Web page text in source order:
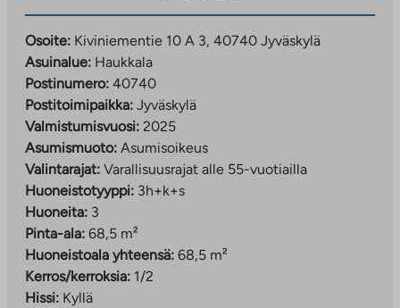
Osoite: Kiviniementie 10 A 3, 40740 Jyväskylä
Asuinalue: Haukkala
Postinumero: 40740
Postitoimipaikka: Jyväskylä
Valmistumisvuosi: 2025
Asumismuoto: Asumisoikeus
Valintarajat: Varallisuusrajat alle 55-vuotiailla
Huoneistotyyppi: 3h+k+s
Huoneita: 3
Pinta-ala: 68,5 m²
Huoneistoala yhteensä: 68,5 m²
Kerros/kerroksia: 1/2
Hissi: Kyllä